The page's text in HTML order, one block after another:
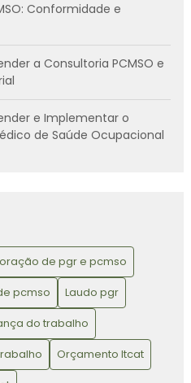
Conformidade e
a Consultoria PCMSO e
e Implementar o
de Saúde Ocupacional
Riscos: Essencial para
de Trabalho
Ambientais de Trabalho
Ambientais: Garantindo
de pgr e pcmso
pcmso
Laudo pgr
do trabalho
Orçamento ltcat